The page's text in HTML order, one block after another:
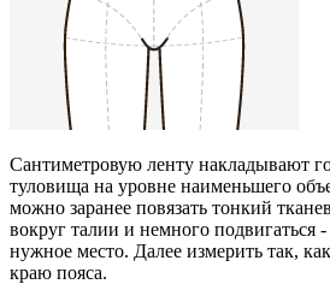
Сантиметровую ленту накладывают
туловища на уровне наименьшего
можно заранее повязать тонкий
вокруг талии и немного подвигаться -
нужное место. Далее измерить так,
краю пояса.